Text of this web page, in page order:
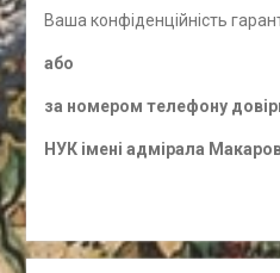
Ваша конфіденційність
або
за номером телефону
НУК імені адмірала